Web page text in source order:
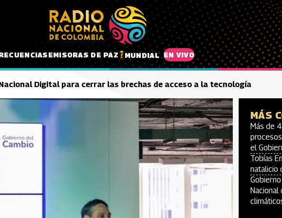
EMISORAS DE PAZ MUNDIAL EN VIVO
Digital para cerrar las brechas de acceso a la tecnología
MÁS
Más de
el
Tobías
natalicio
Nacional